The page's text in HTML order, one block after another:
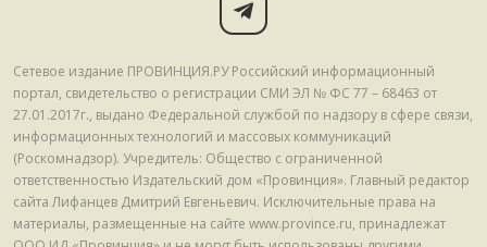
Сетевое издание ПРОВИНЦИЯ.РУ Российский информационный
портал, свидетельство о регистрации СМИ ЭЛ № ФС 77 – 68463 от
27.01.2017г., выдано Федеральной службой по надзору в сфере связи,
информационных технологий и массовых коммуникаций
(Роскомнадзор). Учредитель: Общество с ограниченной
ответственностью Издательский дом «Провинция». Главный редактор
сайта Лифанцев Дмитрий Евгеньевич. Исключительные права на
материалы, размещенные на сайте www.province.ru, принадлежат